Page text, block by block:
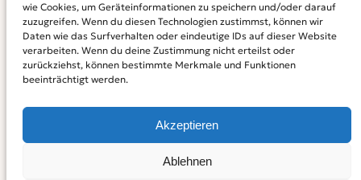
wie Cookies, um Geräteinformationen zu speichern und/oder darauf
zuzugreifen. Wenn du diesen Technologien zustimmst, können wir
Daten wie das Surfverhalten oder eindeutige IDs auf dieser Website
verarbeiten. Wenn du deine Zustimmung nicht erteilst oder
zurückziehst, können bestimmte Merkmale und Funktionen
beeinträchtigt werden.
Akzeptieren
Ablehnen
MAGAZIN
KidS-Ausgaben online lesen
Abonnement
Archiv
INFO
Datenschutz­erklärung
Powered by